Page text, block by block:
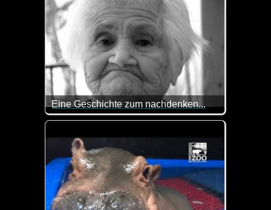
Eine Geschichte zum nachdenken...
Da man nie genug über so etwas nachdenken